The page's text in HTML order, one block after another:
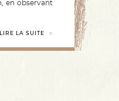
en observant
LIRE LA SUITE